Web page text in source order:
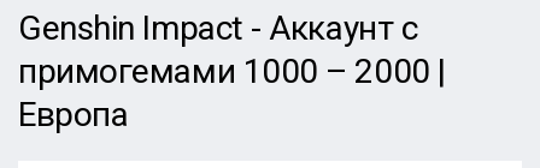
Genshin Impact - Аккаунт с
примогемами 1000 – 2000 |
Европа